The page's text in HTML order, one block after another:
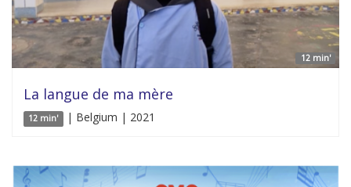
12 min'
La langue de ma mère
12 min' | Belgium | 2021